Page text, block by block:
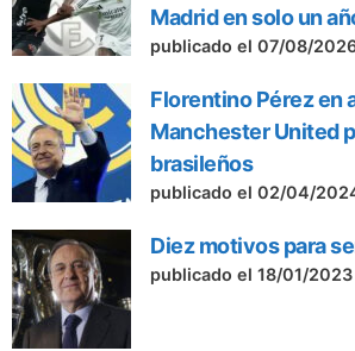
Madrid en solo un
publicado el 07/08/
Florentino Pérez en
Manchester United
brasileños
publicado el 02/04/
Diez motivos para
publicado el 18/01/2023